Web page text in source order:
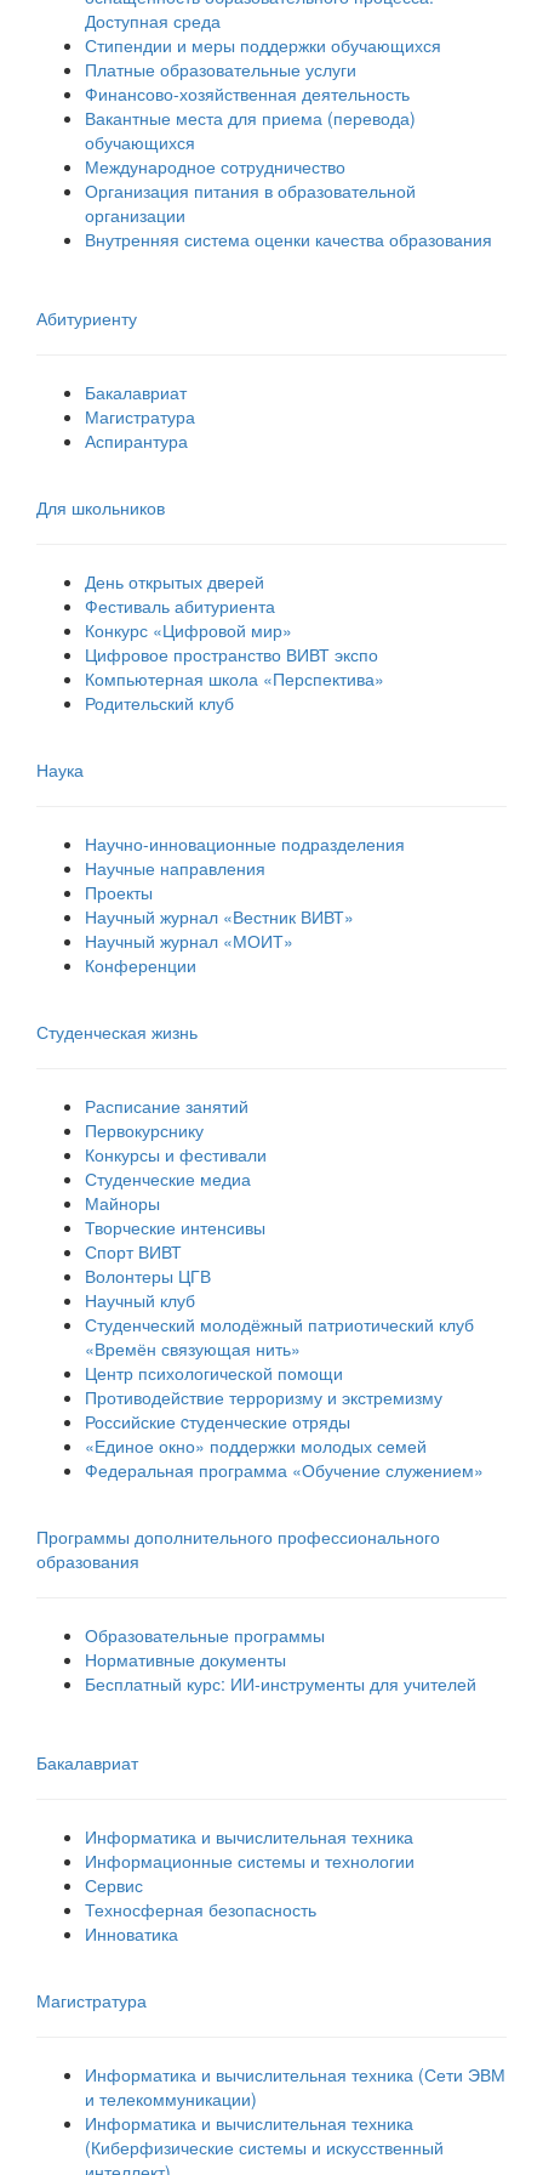
Доступная среда
Стипендии и меры поддержки обучающихся
Платные образовательные услуги
Финансово-хозяйственная деятельность
Вакантные места для приема (перевода)
обучающихся
Международное сотрудничество
Организация питания в образовательной
организации
Внутренняя система оценки качества образования
Абитуриенту
Бакалавриат
Магистратура
Аспирантура
Для школьников
День открытых дверей
Фестиваль абитуриента
Конкурс «Цифровой мир»
Цифровое пространство ВИВТ экспо
Компьютерная школа «Перспектива»
Родительский клуб
Наука
Научно-инновационные подразделения
Научные направления
Проекты
Научный журнал «Вестник ВИВТ»
Научный журнал «МОИТ»
Конференции
Студенческая жизнь
Расписание занятий
Первокурснику
Конкурсы и фестивали
Студенческие медиа
Майноры
Творческие интенсивы
Спорт ВИВТ
Волонтеры ЦГВ
Научный клуб
Студенческий молодёжный патриотический клуб
«Времён связующая нить»
Центр психологической помощи
Противодействие терроризму и экстремизму
Российские cтуденческие отряды
«Единое окно» поддержки молодых семей
Федеральная программа «Обучение служением»
Программы дополнительного профессионального
образования
Образовательные программы
Нормативные документы
Бесплатный курс: ИИ‑инструменты для учителей
Бакалавриат
Информатика и вычислительная техника
Информационные системы и технологии
Сервис
Техносферная безопасность
Инноватика
Магистратура
Информатика и вычислительная техника (Сети ЭВМ
и телекоммуникации)
Информатика и вычислительная техника
(Киберфизические системы и искусственный